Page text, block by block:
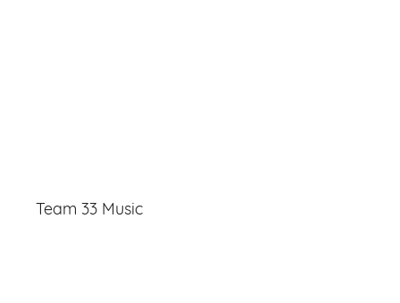
Team 33 Music